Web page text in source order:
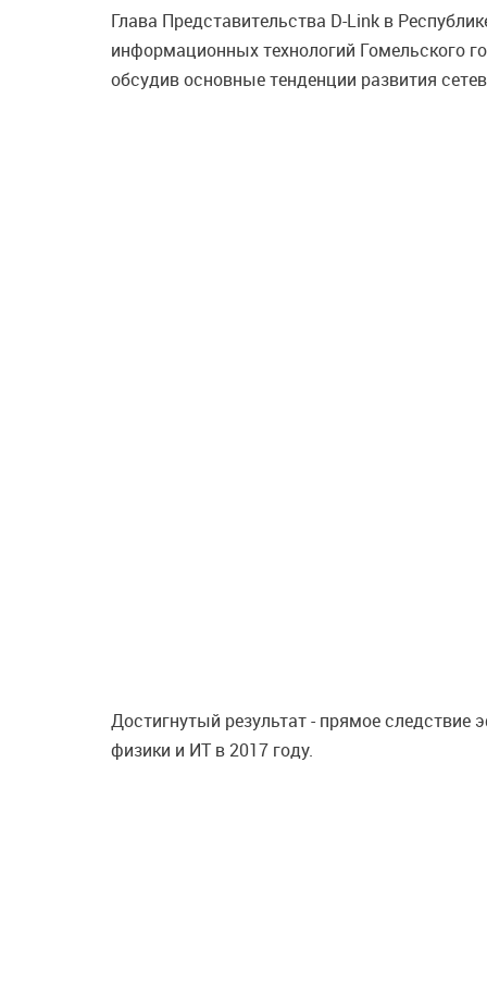
Глава Представительства D-Link в
информационных технологий Гомельского
обсудив основные тенденции развития
Достигнутый результат - прямое следствие
физики и ИТ в 2017 году.